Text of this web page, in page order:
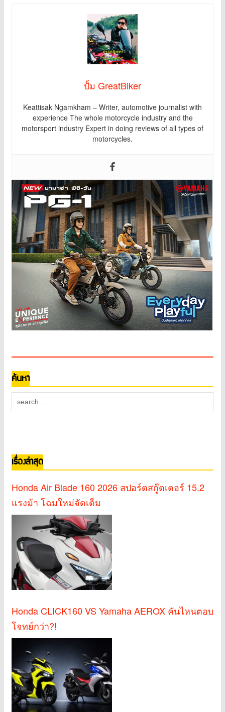
ปั้ม GreatBiker
Keattisak Ngamkham – Writer, automotive journalist with
experience The whole motorcycle industry and the
motorsport industry Expert in doing reviews of all types of
motorcycles.
ค้นหา
เรื่องล่าสุด
Honda Air Blade 160 2026 สปอร์ตสกู๊ตเตอร์ 15.2
แรงม้า โฉมใหม่จัดเต็ม
Honda CLICK160 VS Yamaha AEROX คันไหนตอบ
โจทย์กว่า?!